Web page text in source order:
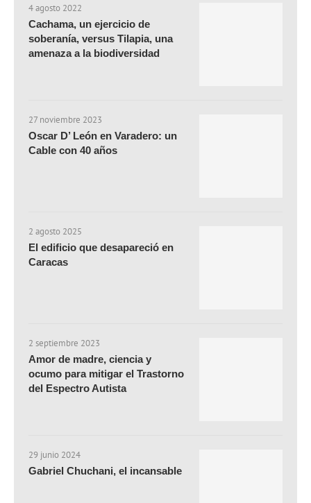
4 agosto 2022
Cachama, un ejercicio de
soberanía, versus Tilapia, una
amenaza a la biodiversidad
27 noviembre 2023
Oscar D’ León en Varadero: un
Cable con 40 años
2 agosto 2025
El edificio que desapareció en
Caracas
2 septiembre 2023
Amor de madre, ciencia y
ocumo para mitigar el Trastorno
del Espectro Autista
29 junio 2024
Gabriel Chuchani, el incansable